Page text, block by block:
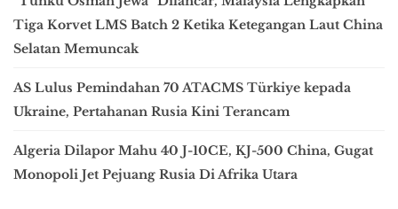
Tiga Korvet LMS Batch 2 Ketika Ketegangan Laut China
Selatan Memuncak
AS Lulus Pemindahan 70 ATACMS Türkiye kepada
Ukraine, Pertahanan Rusia Kini Terancam
Algeria Dilapor Mahu 40 J-10CE, KJ-500 China, Gugat
Monopoli Jet Pejuang Rusia Di Afrika Utara